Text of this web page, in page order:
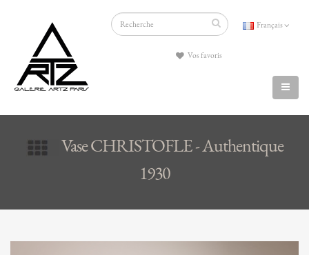
Français
Vos favoris
Vase CHRISTOFLE - Authentique
1930